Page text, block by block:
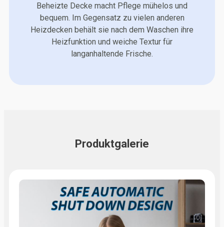
Beheizte Decke macht Pflege mühelos und
bequem. Im Gegensatz zu vielen anderen
Heizdecken behält sie nach dem Waschen ihre
Heizfunktion und weiche Textur für
langanhaltende Frische.
Produktgalerie